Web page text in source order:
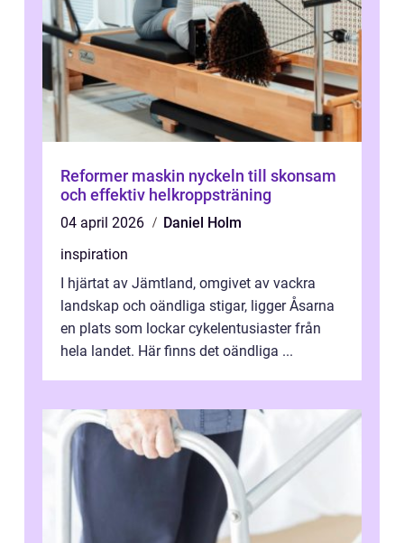
Reformer maskin nyckeln till skonsam
och effektiv helkroppsträning
04 april 2026
Daniel Holm
inspiration
I hjärtat av Jämtland, omgivet av vackra
landskap och oändliga stigar, ligger Åsarna
en plats som lockar cykelentusiaster från
hela landet. Här finns det oändliga ...